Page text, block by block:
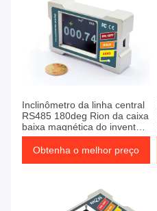
Inclinômetro da linha central
RS485 180deg Rion da caixa
baixa magnética do inventor
do ângulo de Digitas único
Obtenha o melhor preço